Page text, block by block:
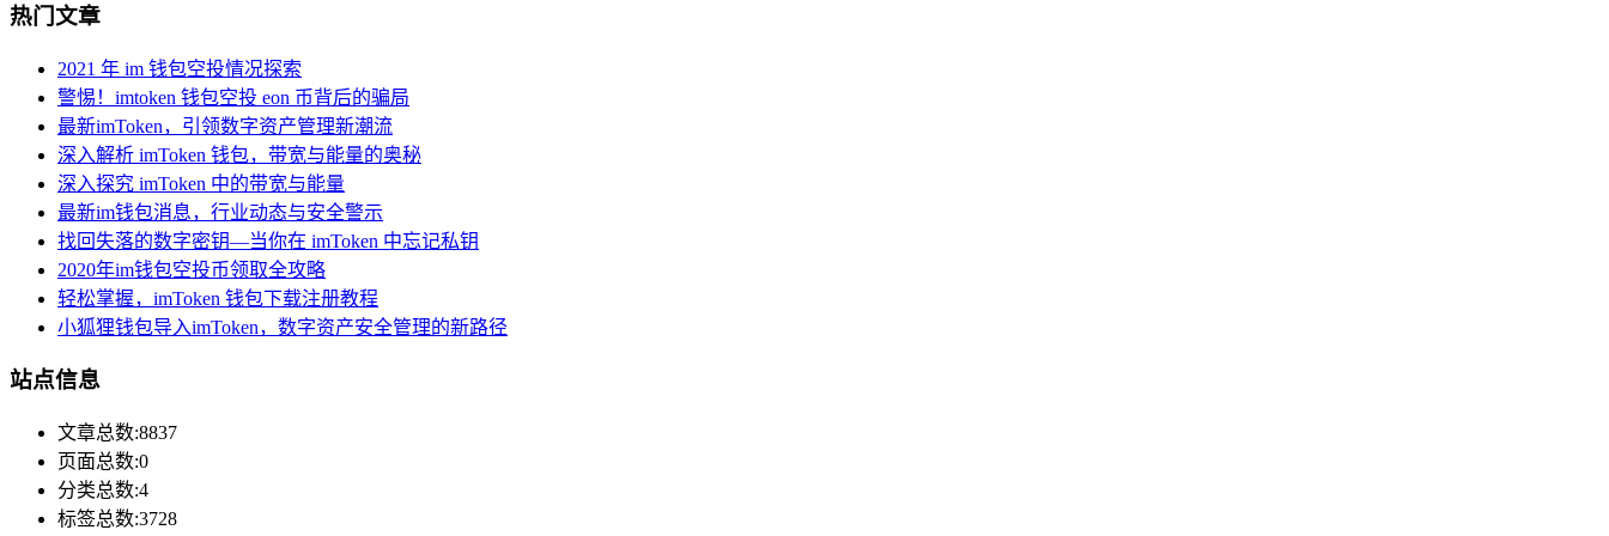
热门文章
2021 年 im 钱包空投情况探索
警惕！imtoken 钱包空投 eon 币背后的骗局
最新imToken，引领数字资产管理新潮流
深入解析 imToken 钱包，带宽与能量的奥秘
深入探究 imToken 中的带宽与能量
最新im钱包消息，行业动态与安全警示
找回失落的数字密钥—当你在 imToken 中忘记私钥
2020年im钱包空投币领取全攻略
轻松掌握，imToken 钱包下载注册教程
小狐狸钱包导入imToken，数字资产安全管理的新路径
站点信息
文章总数:8837
页面总数:0
分类总数:4
标签总数:3728